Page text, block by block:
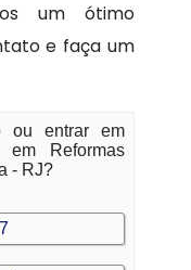
um ótimo
e faça um
ou entrar em
em Reformas
- RJ?